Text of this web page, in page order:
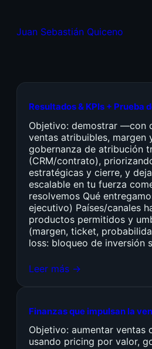
Juan Sebastián Quiceno
Resultados & KPIs + Prueba
Objetivo: demostrar —con
ventas atribuibles, margen
gobernanza de atribución
(CRM/contrato),
estratégicas y cierre, y
escalable en tu fuerza
resolvemos Qué
ejecutivo) Países/canales
productos permitidos y
(margen, ticket,
loss: bloqueo de inversión
Leer más →
Finanzas que impulsan la
Objetivo: aumentar ventas
usando pricing por valor,